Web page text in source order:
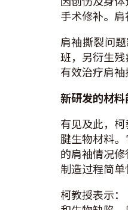
手术修补。
肩袖撕裂问
班，另衍生
有效治疗肩袖
新研发的材
有见及此，
腱生物材料
的肩袖情况
制造过程简单
柯教授表示